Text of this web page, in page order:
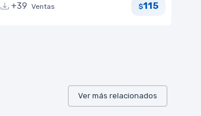
+39 Ventas $115
Ver más relacionados